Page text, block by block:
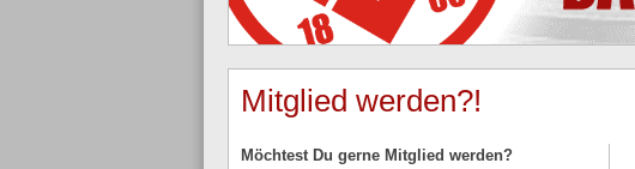
Mitglied werden?!
Möchtest Du gerne Mitglied werden?